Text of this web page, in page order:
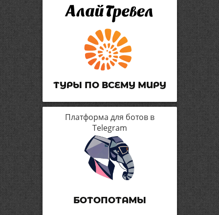
ТУРЫ ПО ВСЕМУ МИРУ
Платформа для ботов в
Telegram
БОТОПОТАМЫ